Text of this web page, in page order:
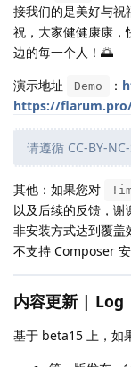
接我们的是美好与祝
祝，大家健健康康，
边的每一个人！🌅
演示地址
Demo ：
https://
请遵循 CC-BY-
其他：如果您对
以及后续的反馈，谢
非安装方式达到覆盖
不支持 Composer 安
内容更新 | Log
基于 beta15 上，如